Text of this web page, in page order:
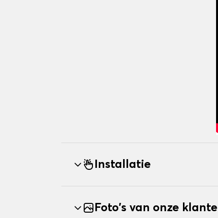
Installatie
Foto's van onze